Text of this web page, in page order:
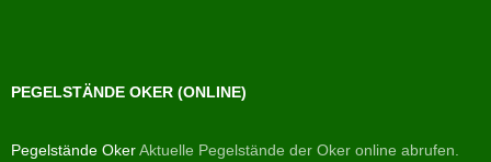
PEGELSTÄNDE OKER (ONLINE)
Pegelstände OkerAktuelle Pegelstände der Oker online abrufen.